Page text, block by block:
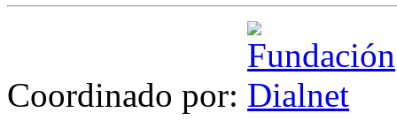
Coordinado por: